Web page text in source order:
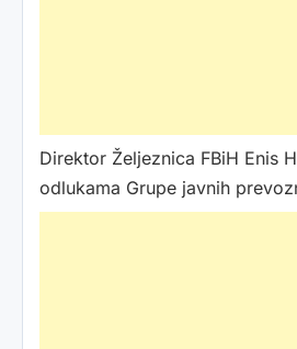
Direktor Željeznica FBiH Enis
odlukama Grupe javnih